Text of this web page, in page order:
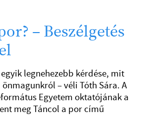
– Beszélgetés
legnehezebb kérdése, mit
– véli Tóth Sára. A
Egyetem oktatójának a
meg Táncol a por című